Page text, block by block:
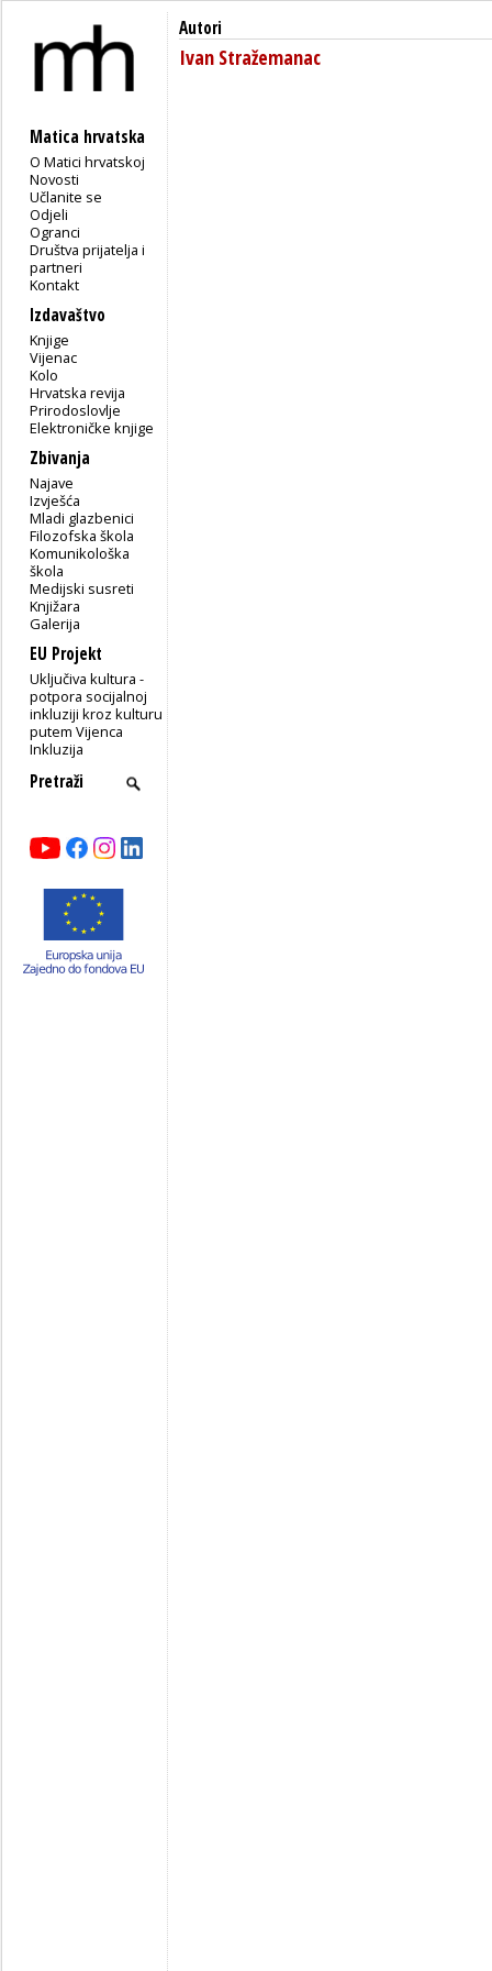
Matica hrvatska
O Matici hrvatskoj
Novosti
Učlanite se
Odjeli
Ogranci
Društva prijatelja i
partneri
Kontakt
Izdavaštvo
Knjige
Vijenac
Kolo
Hrvatska revija
Prirodoslovlje
Elektroničke knjige
Zbivanja
Najave
Izvješća
Mladi glazbenici
Filozofska škola
Komunikološka
škola
Medijski susreti
Knjižara
Galerija
EU Projekt
Uključiva kultura -
potpora socijalnoj
inkluziji kroz kulturu
putem Vijenca
Inkluzija
Autori
Ivan Stražemanac